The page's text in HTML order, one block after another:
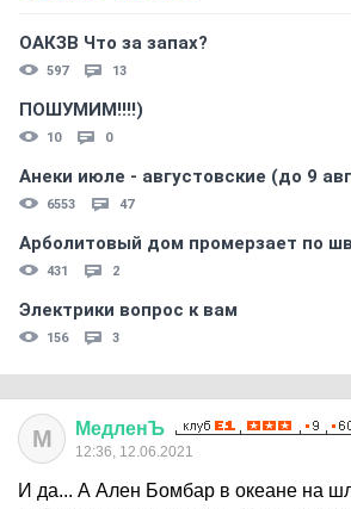
ОАКЗВ Что за запах?
597 13
ПОШУМИМ!!!!)
10 0
Анеки июле - августовские (до 9
6553 47
Арболитовый дом промерзает по
431 2
Электрики вопрос к вам
156 3
М МедленЪ
12:36, 12.06.2021
И да... А Ален Бомбар в океане на